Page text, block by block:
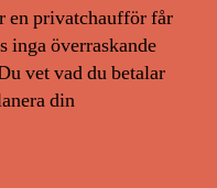
en privatchaufför får
inga överraskande
vet vad du betalar
din